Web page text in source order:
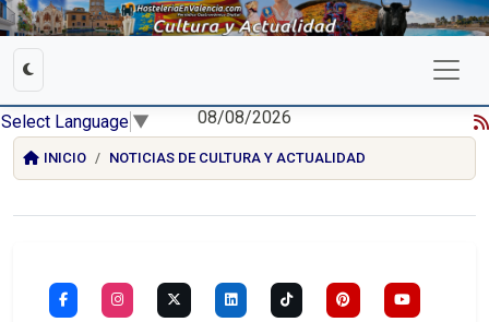
Select Language ▼ 08/08/2026
INICIO NOTICIAS DE CULTURA Y ACTUALIDAD